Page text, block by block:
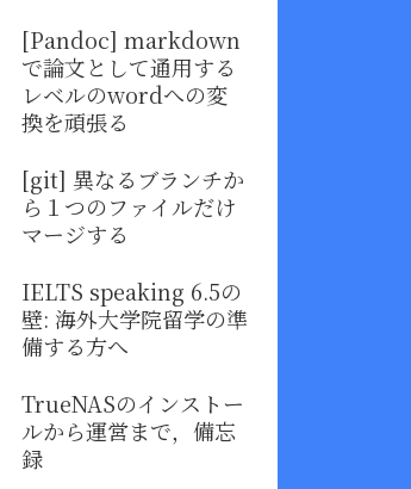
[Pandoc] markdown
で論文として通用する
レベルのwordへの変
換を頑張る
[git] 異なるブランチか
ら１つのファイルだけ
マージする
IELTS speaking 6.5の
壁: 海外大学院留学の準
備する方へ
TrueNASのインストー
ルから運営まで，備忘
録